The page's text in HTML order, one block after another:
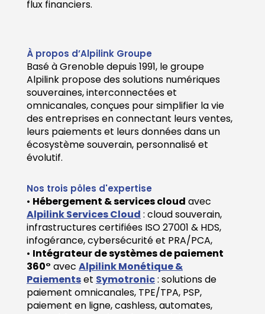
flux financiers.
À propos d’Alpilink Groupe
Basé à Grenoble depuis 1991, le groupe
Alpilink propose des solutions numériques
souveraines, interconnectées et
omnicanales, conçues pour simplifier la vie
des entreprises en connectant leurs ventes,
leurs paiements et leurs données dans un
écosystème souverain, personnalisé et
évolutif.
Nos trois pôles d'expertise
• Hébergement & services cloud avec
Alpilink Services Cloud : cloud souverain,
infrastructures certifiées ISO 27001 & HDS,
infogérance, cybersécurité et PRA/PCA,
• Intégrateur de systèmes de paiement
360° avec Alpilink Monétique &
Paiementset Symotronic: solutions de
paiement omnicanales, TPE/TPA, PSP,
paiement en ligne, cashless, automates,